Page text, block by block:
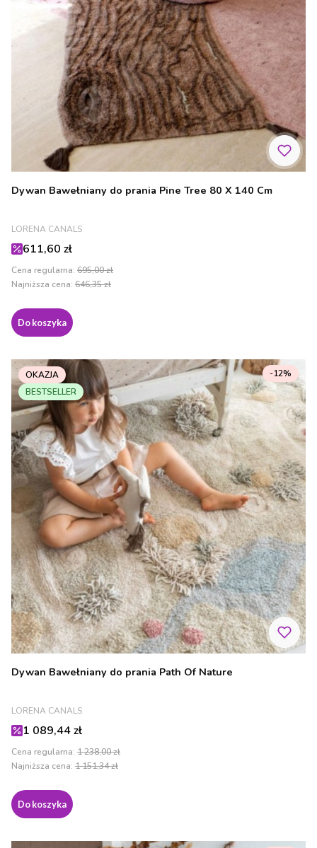
Dywan Bawełniany do prania Pine Tree 80 X 140 Cm
PRODUCENT
LORENA CANALS
Cena promocyjna
611,60 zł
Cena regularna: 695,00 zł
Najniższa cena: 646,35 zł
Do koszyka
OKAZJA
BESTSELLER
Dywan Bawełniany do prania Path Of Nature
PRODUCENT
LORENA CANALS
Cena promocyjna
1 089,44 zł
Cena regularna: 1 238,00 zł
-12%
Najniższa cena: 1 151,34 zł
Do koszyka